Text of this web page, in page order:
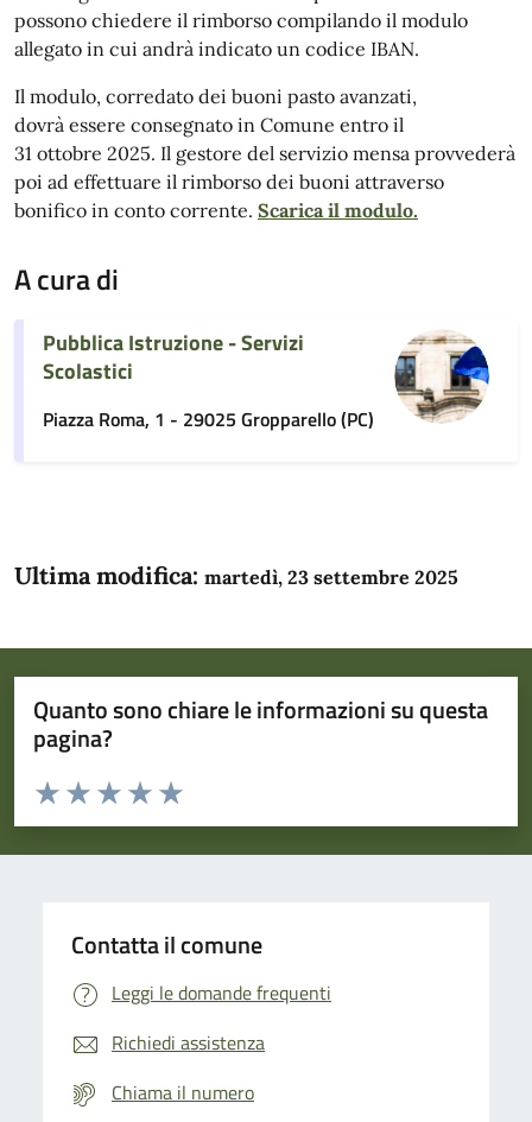
possono chiedere il rimborso compilando il modulo
allegato in cui andrà indicato un codice IBAN.
Il modulo, corredato dei buoni pasto avanzati,
dovrà essere consegnato in Comune entro il
31 ottobre 2025. Il gestore del servizio mensa provvederà
poi ad effettuare il rimborso dei buoni attraverso
bonifico in conto corrente. Scarica il modulo.
A cura di
Pubblica Istruzione - Servizi
Scolastici
Piazza Roma, 1 - 29025 Gropparello (PC)
Ultima modifica: martedì, 23 settembre 2025
Quanto sono chiare le informazioni su questa
pagina?
Domanda
Valuta da 1 a 5 stelle la pagina
Valuta 5 stelle su 5
Valuta 4 stelle su 5
Valuta 3 stelle su 5
Valuta 2 stelle su 5
Valuta 1 stelle su 5
Contatta il comune
Leggi le domande frequenti
Richiedi assistenza
Chiama il numero